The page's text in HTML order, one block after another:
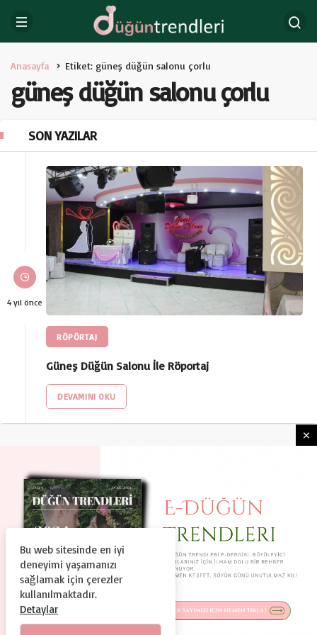
Anasayfa Etiket: güneş düğün salonu çorlu
güneş düğün salonu çorlu
SON YAZILAR
4 yıl önce
RÖPÖRTAJ
Güneş Düğün Salonu İle Röportaj
DEVAMINI OKU
HAKKIMIZDA
KULLANIM ŞARTLARI
GIZLILIK VE GÜVENLIK
KÜNYE İLETIŞIM
© Copyright 2024, Tüm Hakları Saklıdır
Duguntrendleri.com Bir Dtc Teknoloji ve Organizasyon A.Ş.
Bu web sitesinde en iyi
deneyimi yaşamanızı
sağlamak için çerezler
kullanılmaktadır.
Detaylar